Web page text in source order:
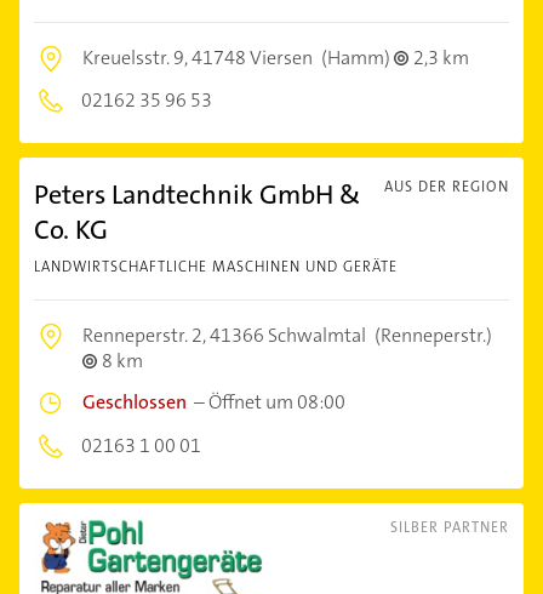
Kreuelsstr. 9,41748 Viersen (Hamm)
2,3 km
02162 35 96 53
AUS DER REGION
Peters Landtechnik GmbH &
Co. KG
LANDWIRTSCHAFTLICHE MASCHINEN UND GERÄTE
Renneperstr. 2,41366 Schwalmtal (Renneperstr.)
8 km
Geschlossen –Öffnet um 08:00
02163 1 00 01
SILBER PARTNER